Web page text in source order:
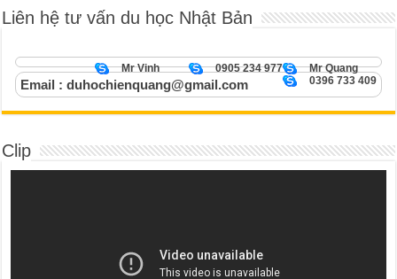
Liên hệ tư vấn du học Nhật Bản
Mr Quang
0905 234 977
Mr Vinh
0396 733 409
Email : duhochienquang@gmail.com
Clip